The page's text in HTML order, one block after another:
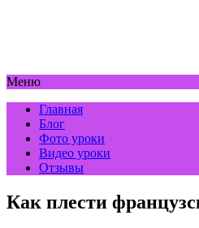
Меню
Главная
Блог
Фото уроки
Видео уроки
Отзывы
Как плести